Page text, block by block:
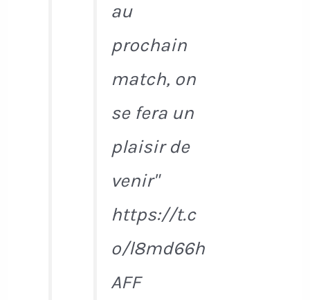
au
prochain
match, on
se fera un
plaisir de
venir"
https://t.c
o/l8md66h
AFF